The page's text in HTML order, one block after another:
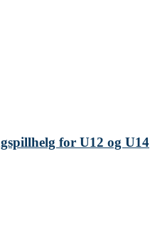
for U12 og U14